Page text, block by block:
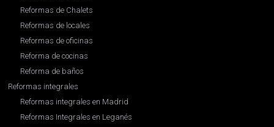
Reformas de Chalets
Reformas de locales
Reformas de oficinas
Reforma de cocinas
Reforma de baños
Reformas integrales
Reformas integrales en Madrid
Reformas Integrales en Leganés